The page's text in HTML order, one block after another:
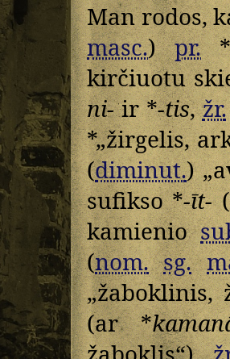
Man rodos,
masc.)pr.
kirčiuotu
ni-ir *-tis,žr.
*„žirgelis,
(diminut.)
sufikso *-īt-
kamienio
(nom. sg.
„žaboklinis,
(ar *